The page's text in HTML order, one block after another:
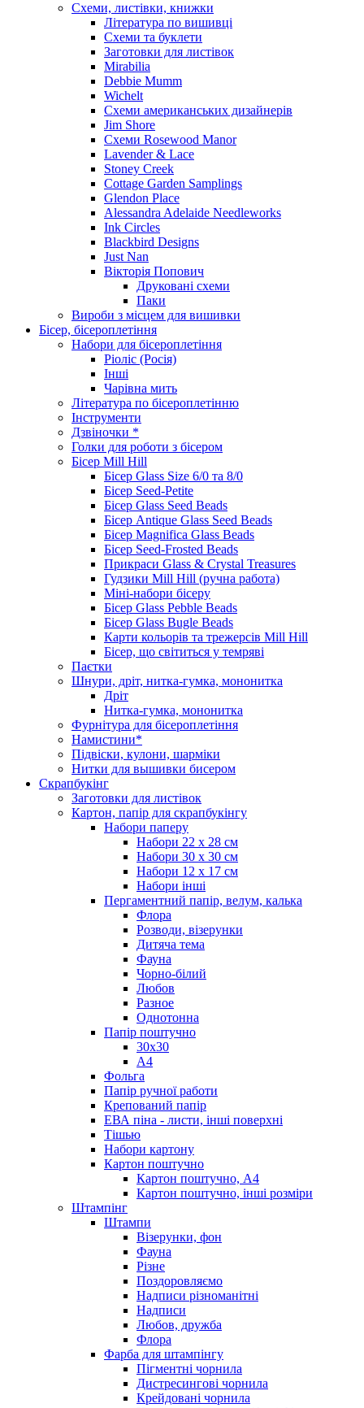
Схеми, листівки, книжки
Література по вишивці
Схеми та буклети
Заготовки для листівок
Mirabilia
Debbie Mumm
Wichelt
Схеми американських дизайнерів
Jim Shore
Cхеми Rosewood Manor
Lavender & Lace
Stoney Creek
Cottage Garden Samplings
Glendon Place
Alessandra Adelaide Needleworks
Ink Circles
Blackbird Designs
Just Nan
Вікторія Попович
Друковані схеми
Паки
Вироби з місцем для вишивки
Бісер, бісероплетіння
Набори для бісероплетіння
Ріоліс (Росія)
Інші
Чарівна мить
Література по бісероплетінню
Інструменти
Дзвіночки *
Голки для роботи з бісером
Бісер Mill Hill
Бісер Glass Size 6/0 та 8/0
Бісер Seed-Petite
Бісер Glass Seed Beads
Бісер Antique Glass Seed Beads
Бісер Magnifica Glass Beads
Бісер Seed-Frosted Beads
Прикраси Glass & Crystal Treasures
Гудзики Mill Hill (ручна работа)
Міні-набори бісеру
Бісер Glass Pebble Beads
Бісер Glass Bugle Beads
Карти кольорів та трежерсів Mill Hill
Бісер, що світиться у темряві
Паєтки
Шнури, дріт, нитка-гумка, мононитка
Дріт
Нитка-гумка, мононитка
Фурнітура для бісероплетіння
Намистини*
Підвіски, кулони, шарміки
Нитки для вышивки бисером
Скрапбукінг
Заготовки для листівок
Картон, папір для скрапбукінгу
Набори паперу
Набори 22 х 28 см
Набори 30 х 30 см
Набори 12 х 17 см
Набори інші
Пергаментний папір, велум, калька
Флора
Розводи, візерунки
Дитяча тема
Фауна
Чорно-білий
Любов
Разное
Однотонна
Папір поштучно
30х30
А4
Фольга
Папір ручної работи
Крепований папір
ЕВА піна - листи, інші поверхні
Тішью
Набори картону
Картон поштучно
Картон поштучно, А4
Картон поштучно, інші розміри
Штампінг
Штампи
Візерунки, фон
Фауна
Різне
Поздоровляємо
Надписи різноманітні
Надписи
Любов, дружба
Флора
Фарба для штампінгу
Пігментні чорнила
Дистресингові чорнила
Крейдовані чорнила